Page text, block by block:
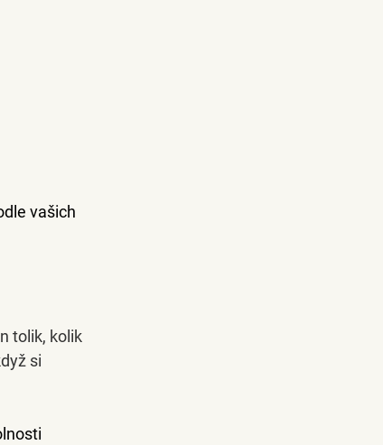
vašich
tolik, kolik
si